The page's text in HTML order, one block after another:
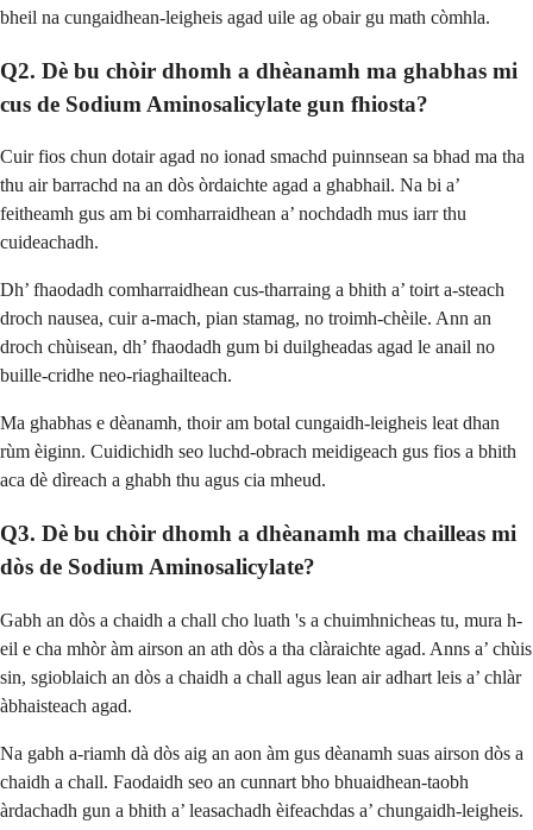
bheil na cungaidhean-leigheis agad uile ag obair gu math còmhla.
Q2. Dè bu chòir dhomh a dhèanamh ma ghabhas mi
cus de Sodium Aminosalicylate gun fhiosta?
Cuir fios chun dotair agad no ionad smachd puinnsean sa bhad ma tha
thu air barrachd na an dòs òrdaichte agad a ghabhail. Na bi a’
feitheamh gus am bi comharraidhean a’ nochdadh mus iarr thu
cuideachadh.
Dh’ fhaodadh comharraidhean cus-tharraing a bhith a’ toirt a-steach
droch nausea, cuir a-mach, pian stamag, no troimh-chèile. Ann an
droch chùisean, dh’ fhaodadh gum bi duilgheadas agad le anail no
buille-cridhe neo-riaghailteach.
Ma ghabhas e dèanamh, thoir am botal cungaidh-leigheis leat dhan
rùm èiginn. Cuidichidh seo luchd-obrach meidigeach gus fios a bhith
aca dè dìreach a ghabh thu agus cia mheud.
Q3. Dè bu chòir dhomh a dhèanamh ma chailleas mi
dòs de Sodium Aminosalicylate?
Gabh an dòs a chaidh a chall cho luath 's a chuimhnicheas tu, mura h-
eil e cha mhòr àm airson an ath dòs a tha clàraichte agad. Anns a’ chùis
sin, sgioblaich an dòs a chaidh a chall agus lean air adhart leis a’ chlàr
àbhaisteach agad.
Na gabh a-riamh dà dòs aig an aon àm gus dèanamh suas airson dòs a
chaidh a chall. Faodaidh seo an cunnart bho bhuaidhean-taobh
àrdachadh gun a bhith a’ leasachadh èifeachdas a’ chungaidh-leigheis.